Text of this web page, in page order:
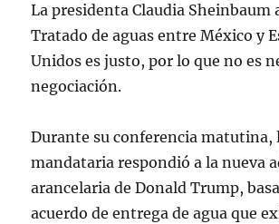
La presidenta Claudia Sheinbaum
Tratado de aguas entre México y
Unidos es justo, por lo que no es
negociación.
Durante su conferencia matutina,
mandataria respondió a la nueva
arancelaria de Donald Trump,
acuerdo de entrega de agua que